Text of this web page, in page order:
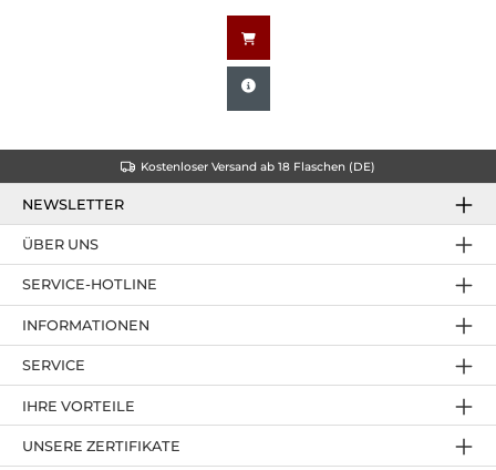
Kostenloser Versand ab 18 Flaschen (DE)
NEWSLETTER
SERVICE-HOTLINE
IHRE VORTEILE
ÜBER UNS
UNSERE ZERTIFIKATE
INFORMATIONEN
SERVICE